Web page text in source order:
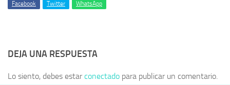
Facebook Twitter WhatsApp
DEJA UNA RESPUESTA
Lo siento, debes estarconectado para publicar un comentario.